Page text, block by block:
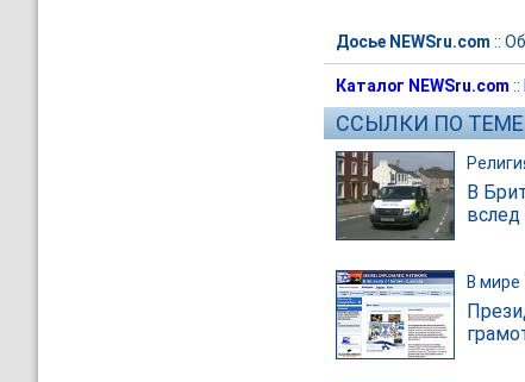
Досье NEWSru.com ::
Каталог NEWSru.com ::
ССЫЛКИ ПО ТЕМЕ
В
В мире